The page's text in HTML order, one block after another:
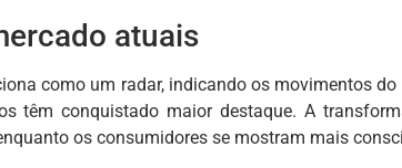
atuais
como um radar, indicando os movimentos
têm conquistado maior destaque. A
os consumidores se mostram mais